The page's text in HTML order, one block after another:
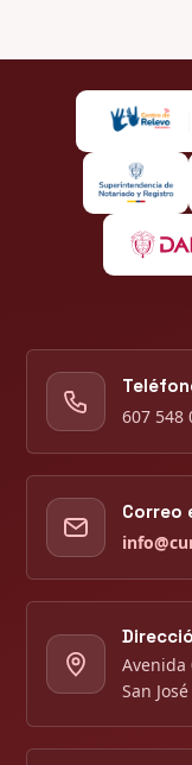
607 548
Correo
Avenida
San